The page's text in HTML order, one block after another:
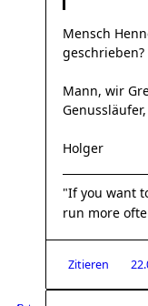
Mensch
Mann, wir
Holger
"If you want
run more
Zitieren